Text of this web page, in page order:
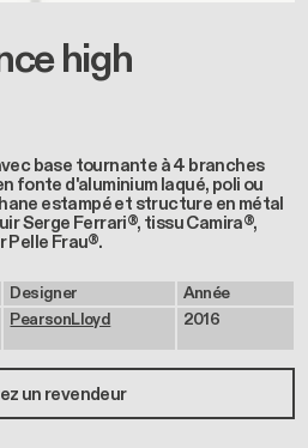
high
base tournante à 4 branches
fonte d'aluminium laqué, poli ou
estampé et structure en métal
Serge Ferrari®, tissu Camira®,
Pelle Frau®.
Designer
PearsonLloyd
Année
2016
un revendeur